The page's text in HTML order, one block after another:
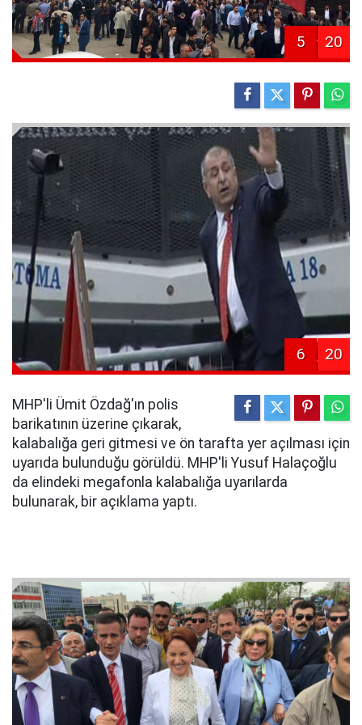
5 20
6 20
MHP'li Ümit Özdağ'ın polis
barikatının üzerine çıkarak,
kalabalığa geri gitmesi ve ön tarafta yer açılması için
uyarıda bulunduğu görüldü. MHP'li Yusuf Halaçoğlu
da elindeki megafonla kalabalığa uyarılarda
bulunarak, bir açıklama yaptı.